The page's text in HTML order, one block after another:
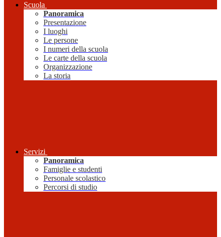
Scuola
Panoramica
Presentazione
I luoghi
Le persone
I numeri della scuola
Le carte della scuola
Organizzazione
La storia
Servizi
Panoramica
Famiglie e studenti
Personale scolastico
Percorsi di studio